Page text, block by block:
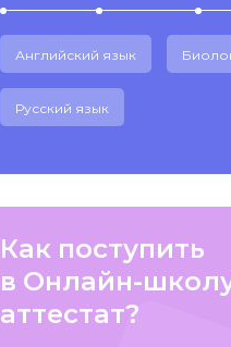
Английский язык
Русский язык
Как поступить
в Онлайн-
аттестат?